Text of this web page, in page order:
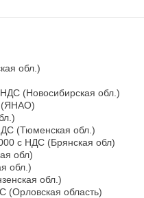
обл.)
(Новосибирская обл.)
(ЯНАО)
(Тюменская обл.)
с НДС (Брянская обл)
обл)
обл.)
обл.)
(Орловская область)